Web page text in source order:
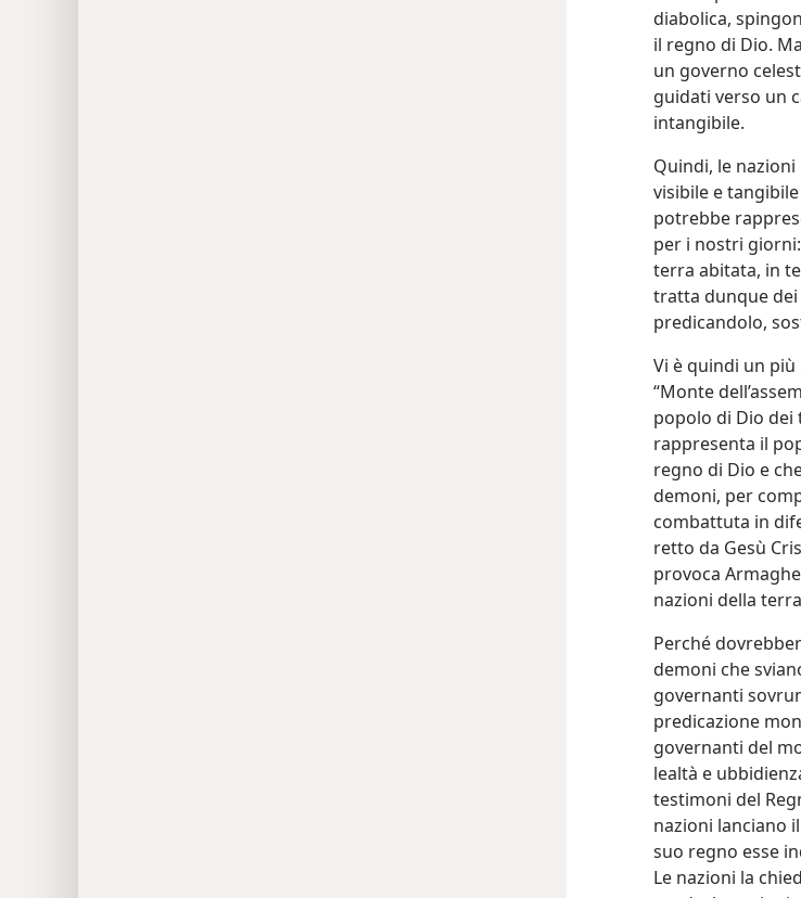
diabolica,
il regno di Dio.
un governo
guidati verso un
intangibile.
Quindi, le
visibile e
potrebbe
per i nostri
terra abitata, in
tratta dunque dei
predicandolo,
Vi è quindi un
“Monte
popolo di Dio dei
rappresenta il
regno di Dio e
demoni, per
combattuta in
retto da Gesù
provoca
nazioni della
Perché
demoni che
governanti
predicazione
governanti del
lealtà e
testimoni del
nazioni lanciano
suo regno esse
Le nazioni la